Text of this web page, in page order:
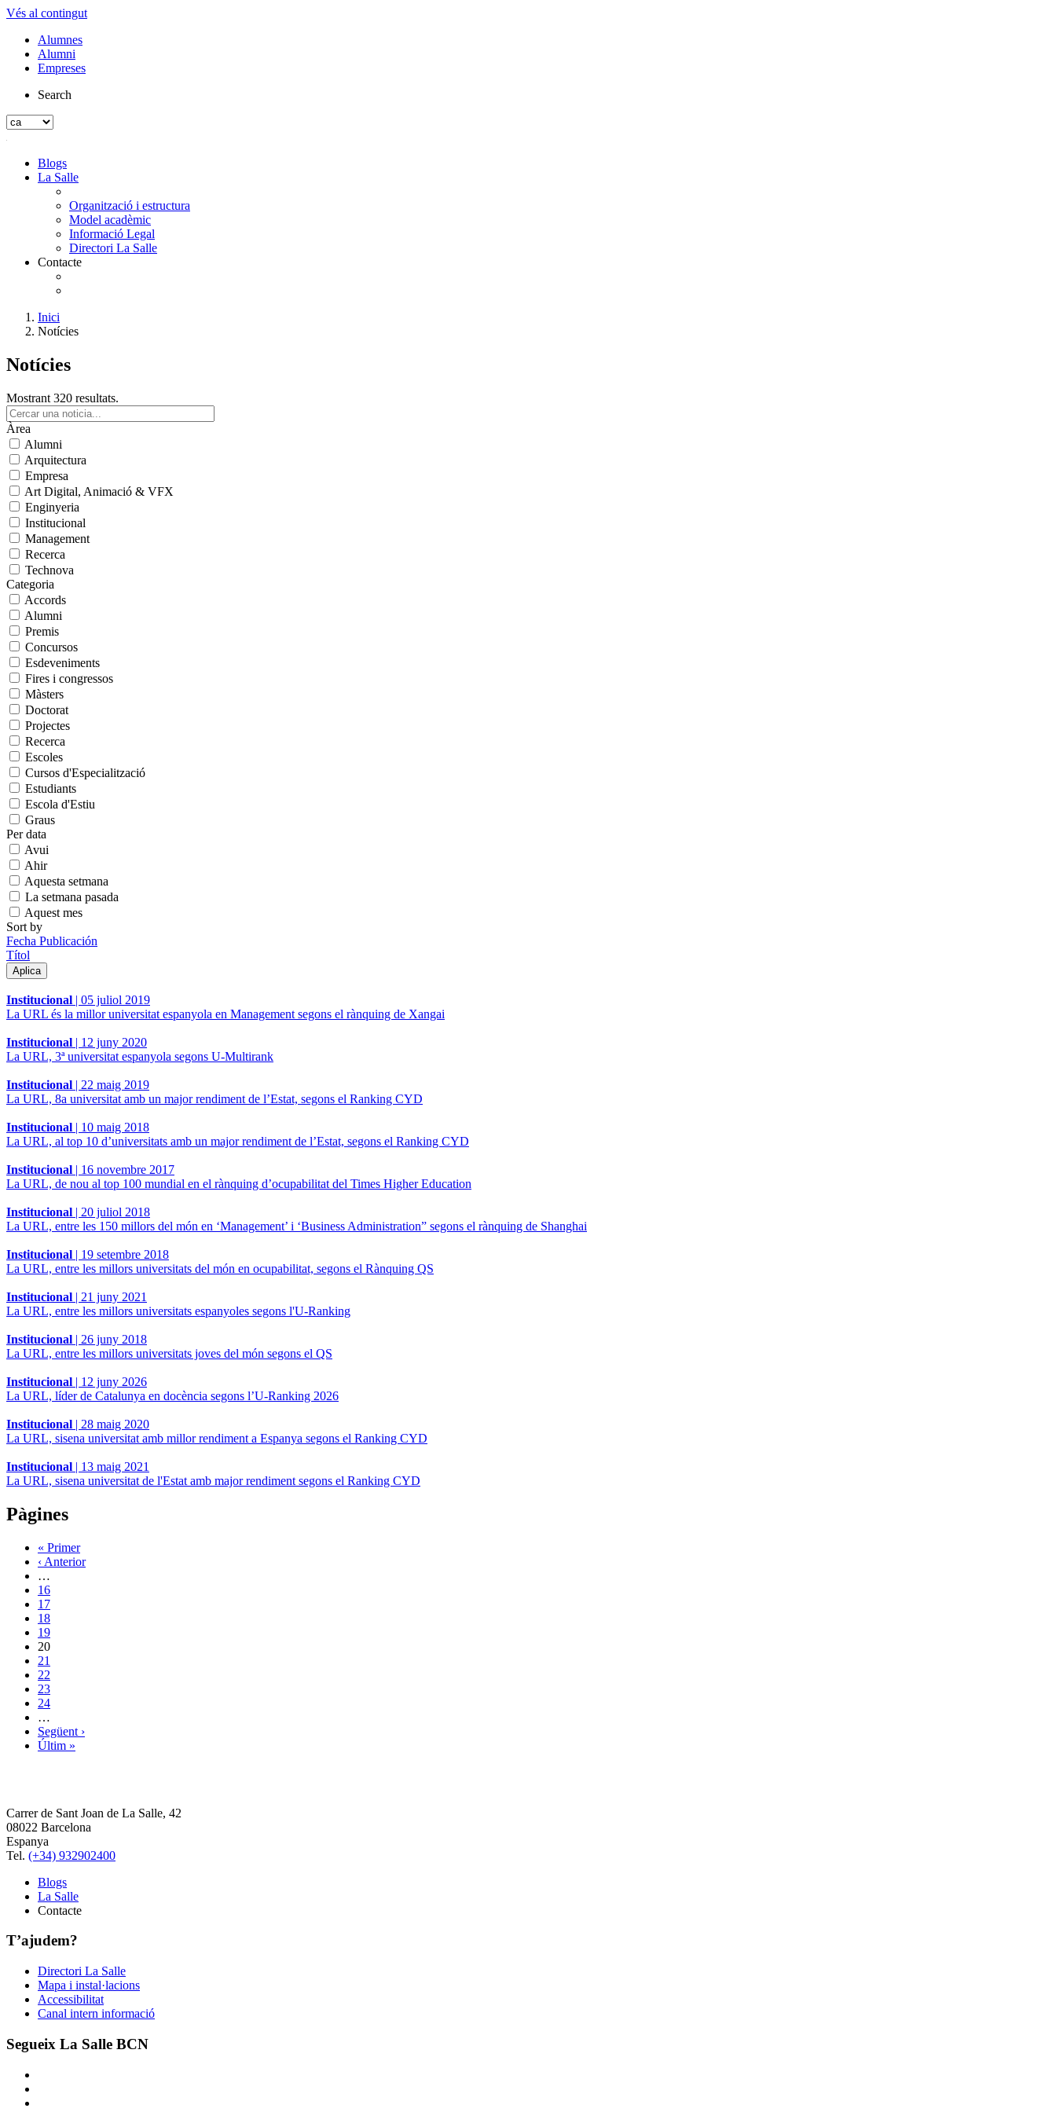
Vés al contingut
Alumnes
Alumni
Empreses
Search
Blogs
La Salle
Organització i estructura
Model acadèmic
Informació Legal
Directori La Salle
Contacte
Inici
Notícies
Notícies
Mostrant 320 resultats.
Àrea
Alumni
Arquitectura
Empresa
Art Digital, Animació & VFX
Enginyeria
Institucional
Management
Recerca
Technova
Categoria
Accords
Alumni
Premis
Concursos
Esdeveniments
Fires i congressos
Màsters
Doctorat
Projectes
Recerca
Escoles
Cursos d'Especialització
Estudiants
Escola d'Estiu
Graus
Per data
Avui
Ahir
Aquesta setmana
La setmana pasada
Aquest mes
Sort by
Fecha Publicación
Títol
Institucional | 05 juliol 2019
La URL és la millor universitat espanyola en Management segons el rànquing de Xangai
Institucional | 12 juny 2020
La URL, 3ª universitat espanyola segons U-Multirank
Institucional | 22 maig 2019
La URL, 8a universitat amb un major rendiment de l’Estat, segons el Ranking CYD
Institucional | 10 maig 2018
La URL, al top 10 d’universitats amb un major rendiment de l’Estat, segons el Ranking CYD
Institucional | 16 novembre 2017
La URL, de nou al top 100 mundial en el rànquing d’ocupabilitat del Times Higher Education
Institucional | 20 juliol 2018
La URL, entre les 150 millors del món en ‘Management’ i ‘Business Administration” segons el rànquing de Shanghai
Institucional | 19 setembre 2018
La URL, entre les millors universitats del món en ocupabilitat, segons el Rànquing QS
Institucional | 21 juny 2021
La URL, entre les millors universitats espanyoles segons l'U-Ranking
Institucional | 26 juny 2018
La URL, entre les millors universitats joves del món segons el QS
Institucional | 12 juny 2026
La URL, líder de Catalunya en docència segons l’U-Ranking 2026
Institucional | 28 maig 2020
La URL, sisena universitat amb millor rendiment a Espanya segons el Ranking CYD
Institucional | 13 maig 2021
La URL, sisena universitat de l'Estat amb major rendiment segons el Ranking CYD
Pàgines
« Primer
‹ Anterior
…
16
17
18
19
20
21
22
23
24
…
Següent ›
Últim »
Carrer de Sant Joan de La Salle, 42
08022 Barcelona
Espanya
Tel. (+34) 932902400
Blogs
La Salle
Contacte
T’ajudem?
Directori La Salle
Mapa i instal·lacions
Accessibilitat
Canal intern informació
Segueix La Salle BCN